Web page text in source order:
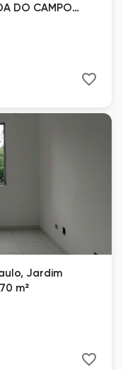
DO CAMPO
Jardim
m²